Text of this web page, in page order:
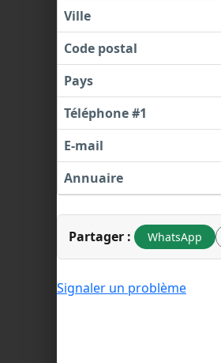
Ville
Code postal
Pays
Téléphone #1
E-mail
Annuaire
Partager : WhatsApp
Signaler un problème